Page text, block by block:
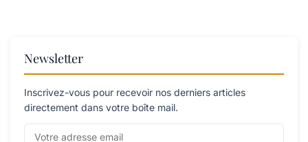
Newsletter
Inscrivez-vous pour recevoir nos derniers articles
directement dans votre boîte mail.